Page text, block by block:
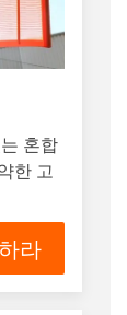
혼합
한 고
라